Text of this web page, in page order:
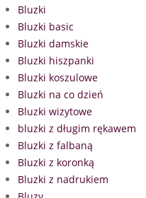
Bluzki
Bluzki basic
Bluzki damskie
Bluzki hiszpanki
Bluzki koszulowe
Bluzki na co dzień
Bluzki wizytowe
bluzki z długim rękawem
Bluzki z falbaną
Bluzki z koronką
Bluzki z nadrukiem